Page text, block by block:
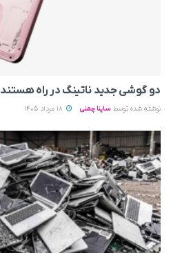
دو گوشی جدید ناتینگ در راه هستند
نوشته شده توسط ساینا چمنی